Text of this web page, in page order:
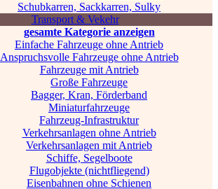
Schubkarren, Sackkarren, Sulky
Transport & Vekehr
gesamte Kategorie anzeigen
Einfache Fahrzeuge ohne Antrieb
Anspruchsvolle Fahrzeuge ohne Antrieb
Fahrzeuge mit Antrieb
Große Fahrzeuge
Bagger, Kran, Förderband
Miniaturfahrzeuge
Fahrzeug-Infrastruktur
Verkehrsanlagen ohne Antrieb
Verkehrsanlagen mit Antrieb
Schiffe, Segelboote
Flugobjekte (nichtfliegend)
Eisenbahnen ohne Schienen